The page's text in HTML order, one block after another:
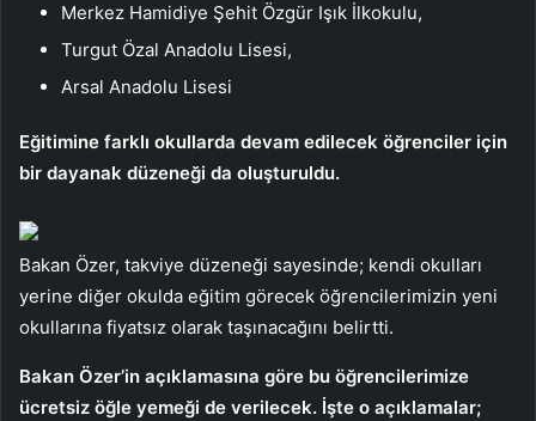
Merkez Hamidiye Şehit Özgür Işık İlkokulu,
Turgut Özal Anadolu Lisesi,
Arsal Anadolu Lisesi
Eğitimine farklı okullarda devam edilecek öğrenciler için
bir dayanak düzeneği da oluşturuldu.
Bakan Özer, takviye düzeneği sayesinde; kendi okulları
yerine diğer okulda eğitim görecek öğrencilerimizin yeni
okullarına fiyatsız olarak taşınacağını belirtti.
Bakan Özer’in açıklamasına göre bu öğrencilerimize
ücretsiz öğle yemeği de verilecek. İşte o açıklamalar;